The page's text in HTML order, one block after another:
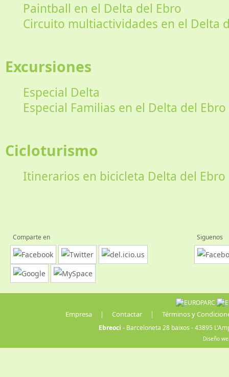
Paintball en el Delta del Ebro
Circuito multiactividades en el Delta
Excursiones
Especial Delta
Especial Familias en el Delta del Ebro
Cicloturismo
Itinerarios en bicicleta Delta del Ebro
Comparte en Siguenos
Empresa | Contactar | Términos y
Ebreoci - Barceloneta 28 baixos - 43895
Diseño